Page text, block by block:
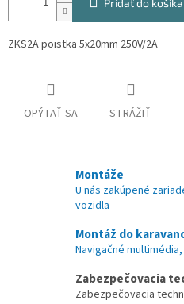
Pridať do košíka
ZKS2A poistka 5x20mm 250V/2A
OPÝTAŤ SA STRÁŽIŤ
Montáže
U nás zakúpené
vozidla
Montáž do
Navigačné
Zabezpečovacia
Zabezpečovacia